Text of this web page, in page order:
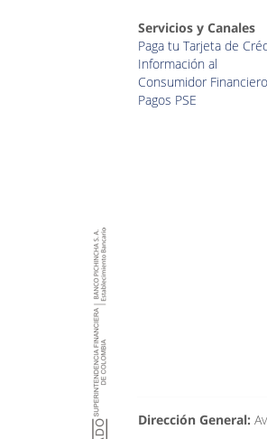
Servicios y Canales
Paga tu Tarjeta de
Información al
Consumidor Financiero
Pagos PSE
Dirección General: